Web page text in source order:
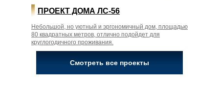
Смотреть все проекты
ПРОЕКТ ДОМА ЛС-56
Небольшой, но уютный и эргономичный дом, площадью
80 квадратных метров, отлично подойдет для
круглогодичного проживания.